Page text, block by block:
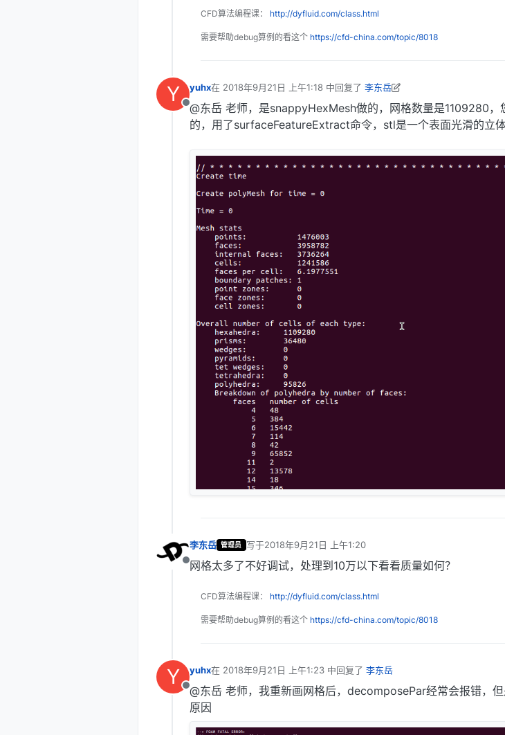
CFD算法编程课： http://dyfluid.com/class.html
需要帮助debug算例的看这个 https://cfd-china.com/topic/8018
Y
离线
yuhx在 2018年9月21日 上午1:18 中回复了 李东岳
最后由 李东岳 编辑2018年9月21日 上午9:20
@东岳 老师，是snappyHexMesh做的，网格数量是1109280，
的，用了surfaceFeatureExtract命令，stl是一个表面光滑的立
离线
李东岳 管理员 写于2018年9月21日 上午1:20
最后由 编辑
网格太多了不好调试，处理到10万以下看看质量如何？
CFD算法编程课： http://dyfluid.com/class.html
需要帮助debug算例的看这个 https://cfd-china.com/topic/8018
Y
离线
yuhx在 2018年9月21日 上午1:23 中回复了 李东岳
最后由 编辑
@东岳 老师，我重新画网格后，decomposePar经常会报错，
原因